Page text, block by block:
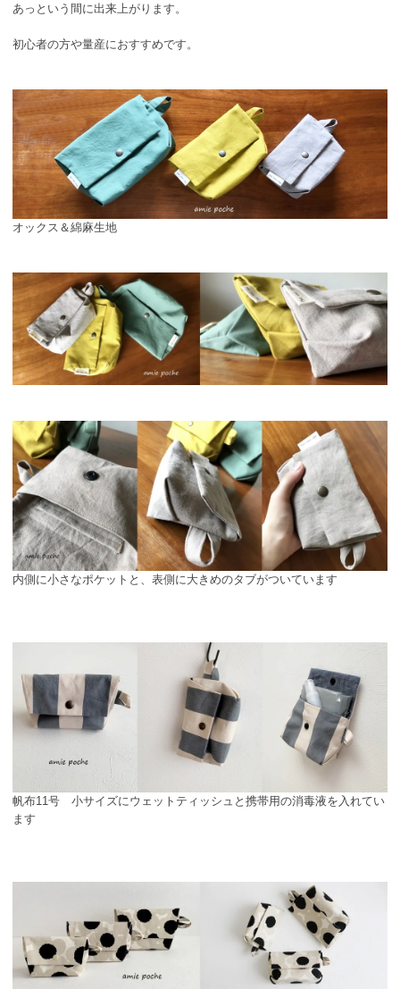
あっという間に出来上がります。
初心者の方や量産におすすめです。
オックス＆綿麻生地
内側に小さなポケットと、表側に大きめのタブがついています
帆布11号 小サイズにウェットティッシュと携帯用の消毒液を入れてい
ます